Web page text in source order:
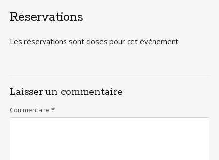
Réservations
Les réservations sont closes pour cet évènement.
Laisser un commentaire
Commentaire *